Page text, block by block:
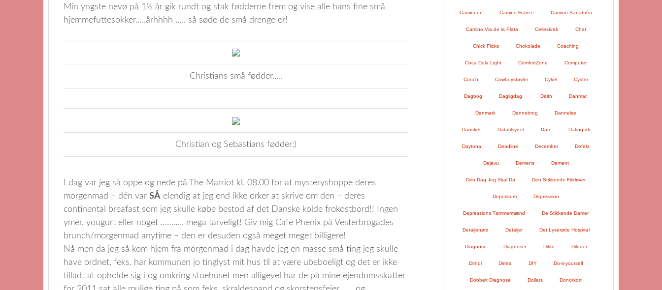
Min yngste nevø på 1½ år gik rundt og stak fødderne frem og vise alle hans fine små
hjemmefuttesokker…..århhhh ….. så søde de små drenge er!
Christians små fødder…..
Christian og Sebastians fødder:)
I dag var jeg så oppe og nede på The Marriot kl. 08.00 for at mysteryshoppe deres
morgenmad – dén var SÅ elendig at jeg end ikke orker at skrive om den – deres
continental breafast som jeg skulle købe bestod af det Danske kolde frokostbord!! Ingen
ymer, yougurt eller noget ……….. mega tarveligt! Giv mig Cafe Phenix på Vesterbrogades
brunch/morgenmad anytime – den er desuden også meget meget billigere!
Nå men da jeg så kom hjem fra morgenmad i dag havde jeg en masse små ting jeg skulle
have ordnet, feks. har kommunen jo tinglyst mit hus til at være ubeboeligt og det er ikke
tilladt at opholde sig i og omkring stuehuset men alligevel har de på mine ejendomsskatter
Caminoen Camino France Camino Sanabréa
Camino Via de la Plata Celleskrab Chat
Chick Flicks Chokolade Coaching
Coca Cola Light ComfortZone Computer
Conch Cowboystøvler Cykel Cyster
Dagbog Dagligdag. Daith Danmar.
Danmark Dannebrog Dannelse
Dansker Datatilsynet Date Dating.dk
Daytona Deadline December Defekt
Dejavu Demens Dement
Den Dag Jeg Skal Dø Den Stikkende Firkløver
Depositum Depression
Depressions Tømmermænd De Stikkende Damer
Detaljenørd Detaljer Det Lyserøde Hospital
Diagnose Diagnoser Dildo Dildoer
Dirndl Dirrea DIY Do-it-yourself
Dobbelt Diagnose Dollars Donorkort